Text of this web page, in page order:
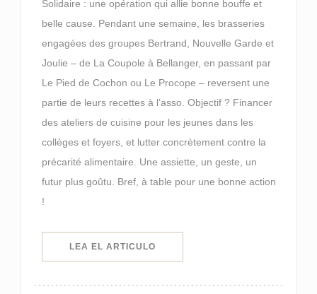
Solidaire : une opération qui allie bonne bouffe et
belle cause. Pendant une semaine, les brasseries
engagées des groupes Bertrand, Nouvelle Garde et
Joulie – de La Coupole à Bellanger, en passant par
Le Pied de Cochon ou Le Procope – reversent une
partie de leurs recettes à l’asso. Objectif ? Financer
des ateliers de cuisine pour les jeunes dans les
collèges et foyers, et lutter concrètement contre la
précarité alimentaire. Une assiette, un geste, un
futur plus goûtu. Bref, à table pour une bonne action
!
LEA EL ARTICULO((ABRE EN UNA NUEVA